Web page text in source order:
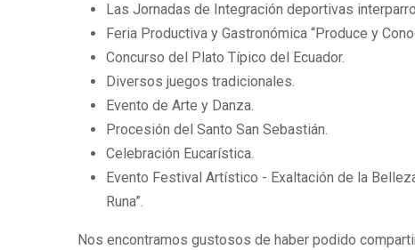
Las Jornadas de Integración deportivas
Feria Productiva y Gastronómica “Produce y
Concurso del Plato Típico del Ecuador.
Diversos juegos tradicionales.
Evento de Arte y Danza.
Procesión del Santo San Sebastián.
Celebración Eucarística.
Evento Festival Artístico - Exaltación de la
Runa”.
Nos encontramos gustosos de haber podido